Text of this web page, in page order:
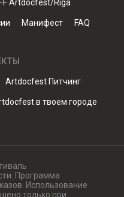
Artdocfest/Riga
Манифест FAQ
Artdocfest Питчинг
в твоем городе
Программа
Использование
только при